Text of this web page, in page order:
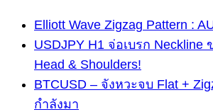
Elliott Wave Zigzag Pattern :
USDJPY H1 จ่อเบรก Neckline
Head & Shoulders!
BTCUSD – จังหวะจบ Flat +
กำลังมา